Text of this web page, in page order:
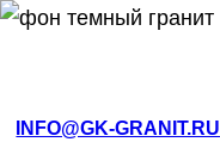
INFO@GK-GRANIT.RU